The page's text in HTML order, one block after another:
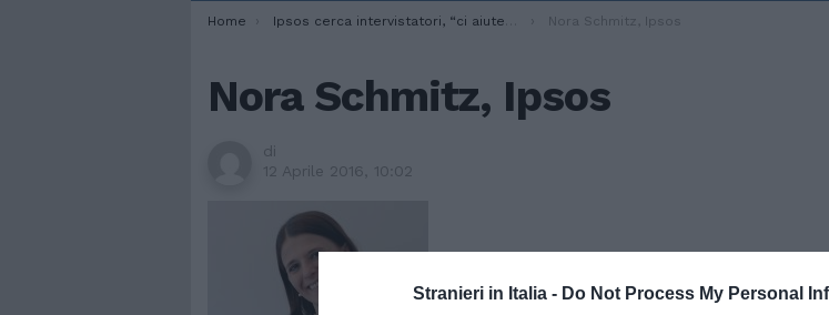
Stranieri in Italia - Do Not Process My Personal
You are here:
Home Ipsos cerca intervistatori, “ci aiuteranno a conoscere gli stranieri in Italia” Nora Schmitz, Ipsos
Nora Schmitz, Ipsos
di
12 Aprile 2016, 10:02